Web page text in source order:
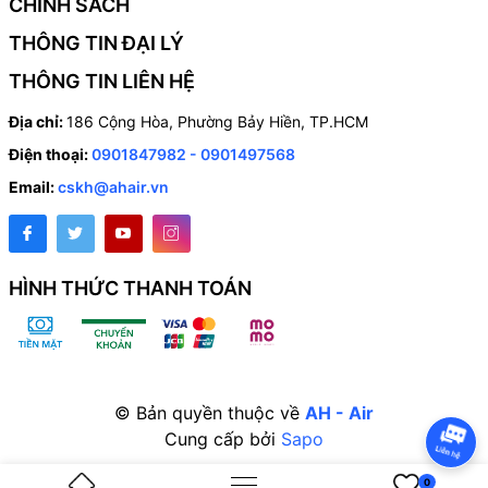
Sau khi lắp đặt bộ chuyển hướng gió dàn nóng, gió nóng sẽ được
chuyển hướng lên, hướng xuống, qua trái hay phải như bạn mong
muốn. Thế là bạn sẽ thoải mái hóng gió, trồng cây, thư giãn ở ban
CHÍNH SÁCH
THÔNG TIN ĐẠI LÝ
THÔNG TIN LIÊN HỆ
Địa chỉ:186 Cộng Hòa, Phường Bảy Hiền, TP.HCM
Điện thoại:0901847982 - 0901497568
Email:cskh@ahair.vn
HÌNH THỨC THANH TOÁN
© Bản quyền thuộc về AH - Air
Cung cấp bởi Sapo
0